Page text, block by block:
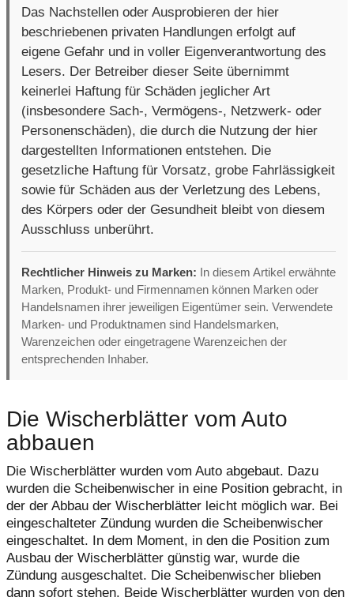
Das Nachstellen oder Ausprobieren der hier
beschriebenen privaten Handlungen erfolgt auf
eigene Gefahr und in voller Eigenverantwortung des
Lesers. Der Betreiber dieser Seite übernimmt
keinerlei Haftung für Schäden jeglicher Art
(insbesondere Sach-, Vermögens-, Netzwerk- oder
Personenschäden), die durch die Nutzung der hier
dargestellten Informationen entstehen. Die
gesetzliche Haftung für Vorsatz, grobe Fahrlässigkeit
sowie für Schäden aus der Verletzung des Lebens,
des Körpers oder der Gesundheit bleibt von diesem
Ausschluss unberührt.
Rechtlicher Hinweis zu Marken: In diesem Artikel erwähnte
Marken, Produkt- und Firmennamen können Marken oder
Handelsnamen ihrer jeweiligen Eigentümer sein. Verwendete
Marken- und Produktnamen sind Handelsmarken,
Warenzeichen oder eingetragene Warenzeichen der
entsprechenden Inhaber.
Die Wischerblätter vom Auto
abbauen
Die Wischerblätter wurden vom Auto abgebaut. Dazu
wurden die Scheibenwischer in eine Position gebracht, in
der der Abbau der Wischerblätter leicht möglich war. Bei
eingeschalteter Zündung wurden die Scheibenwischer
eingeschaltet. In dem Moment, in den die Position zum
Ausbau der Wischerblätter günstig war, wurde die
Zündung ausgeschaltet. Die Scheibenwischer blieben
dann sofort stehen. Beide Wischerblätter wurden von den